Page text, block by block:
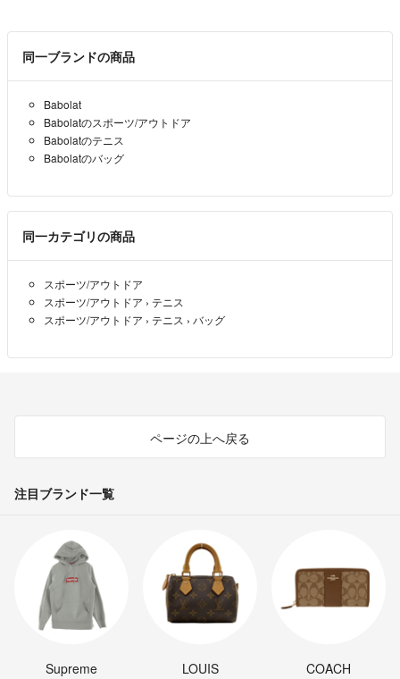
同一ブランドの商品
Babolat
Babolatのスポーツ/アウトドア
Babolatのテニス
Babolatのバッグ
同一カテゴリの商品
スポーツ/アウトドア
スポーツ/アウトドア › テニス
スポーツ/アウトドア › テニス › バッグ
ページの上へ戻る
注目ブランド一覧
Supreme
LOUIS
COACH